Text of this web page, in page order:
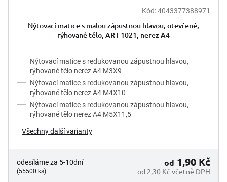
Kód:4043377388971
Nýtovací matice s malou zápustnou hlavou, otevřené,
rýhované tělo, ART 1021, nerez A4
Nýtovací matice s redukovanou zápustnou hlavou,
rýhované tělo nerez A4 M3X9
Nýtovací matice s redukovanou zápustnou hlavou,
rýhované tělo nerez A4 M4X10
Nýtovací matice s redukovanou zápustnou hlavou,
rýhované tělo nerez A4 M5X11,5
Všechny další varianty
odesíláme za 5-10dní
(55500 ks) od 2,30 Kč včetně DPH
od 1,90 Kč